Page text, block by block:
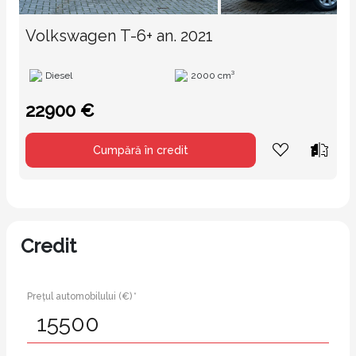
Volkswagen T-6+ an. 2021
Diesel 2000 cm³
22900 €
Cumpără în credit
Credit
Prețul automobilului (€) *